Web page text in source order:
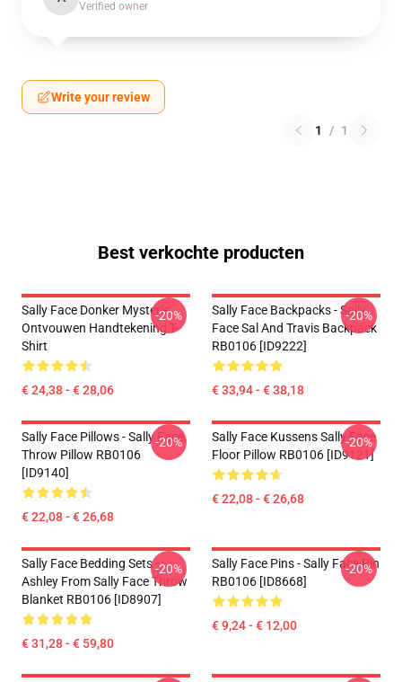
Verified owner
Write your review
1 / 1
Best verkochte producten
Sally Face Donker Mysterie
Ontvouwen Handtekening T-
Shirt
€ 24,38 - € 28,06
-20%
Sally Face Backpacks - Sally
Face Sal And Travis Backpack
RB0106 [ID9222]
€ 33,94 - € 38,18
-20%
Sally Face Pillows - Sally Face.
Throw Pillow RB0106
[ID9140]
€ 22,08 - € 26,68
-20%
Sally Face Kussens Sally Face
Floor Pillow RB0106 [ID9121]
€ 22,08 - € 26,68
-20%
Sally Face Bedding Sets -
Ashley From Sally Face Throw
Blanket RB0106 [ID8907]
€ 31,28 - € 59,80
-20%
Sally Face Pins - Sally Face Pin
RB0106 [ID8668]
€ 9,24 - € 12,00
-20%